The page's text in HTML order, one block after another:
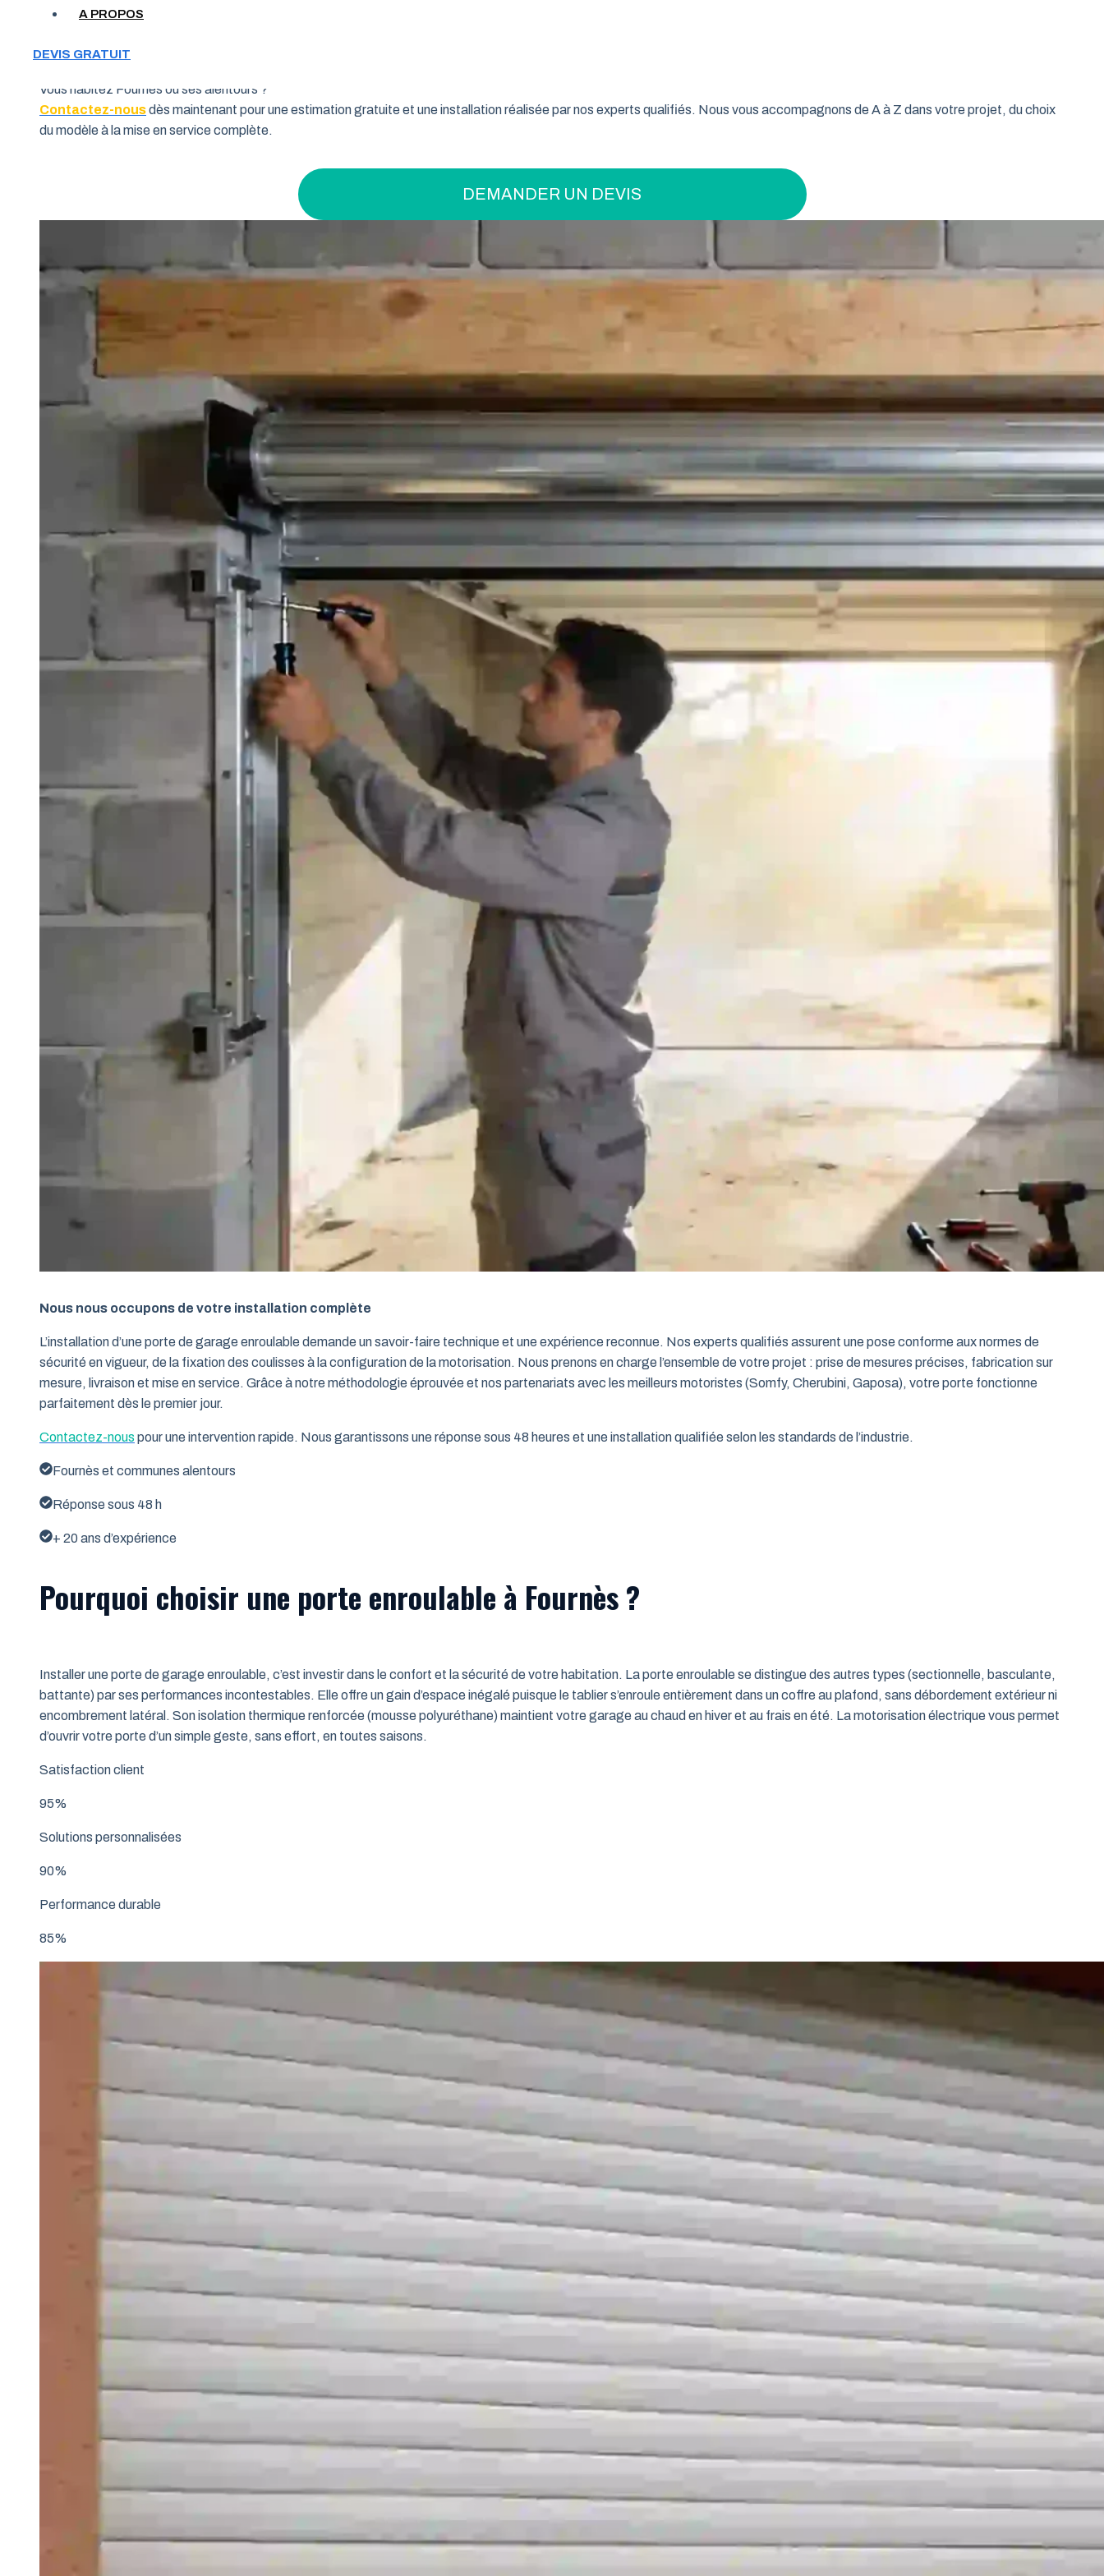
A PROPOS
DEVIS GRATUIT
Votre garage manque de place et vous cherchez une solution pratique pour optimiser votre espace ? La porte de garage enroulable est la réponse idéale pour les propriétaires qui
pourquoi de nombreux habitants de la région Occitanie font confiance à ce type de porte pour sécuriser leur garage tout en gardant un espace maximal à l’intérieur.
Vous habitez Fournès ou ses alentours ?
Contactez-nousdès maintenant pour une estimation gratuite et une installation réalisée par nos experts qualifiés. Nous vous accompagnons de A à Z dans votre projet, du choix
du modèle à la mise en service complète.
DEMANDER UN DEVIS
Nous nous occupons de votre installation complète
L’installation d’une porte de garage enroulable demande un savoir-faire technique et une expérience reconnue. Nos experts qualifiés assurent une pose conforme aux normes de
sécurité en vigueur, de la fixation des coulisses à la configuration de la motorisation. Nous prenons en charge l’ensemble de votre projet : prise de mesures précises, fabrication sur
mesure, livraison et mise en service. Grâce à notre méthodologie éprouvée et nos partenariats avec les meilleurs motoristes (Somfy, Cherubini, Gaposa), votre porte fonctionne
parfaitement dès le premier jour.
Contactez-nous pour une intervention rapide. Nous garantissons une réponse sous 48 heures et une installation qualifiée selon les standards de l’industrie.
Fournès et communes alentours
Réponse sous 48 h
+ 20 ans d’expérience
Pourquoi choisir une porte enroulable à Fournès ?
Installer une porte de garage enroulable, c’est investir dans le confort et la sécurité de votre habitation. La porte enroulable se distingue des autres types (sectionnelle, basculante,
battante) par ses performances incontestables. Elle offre un gain d’espace inégalé puisque le tablier s’enroule entièrement dans un coffre au plafond, sans débordement extérieur ni
encombrement latéral. Son isolation thermique renforcée (mousse polyuréthane) maintient votre garage au chaud en hiver et au frais en été. La motorisation électrique vous permet
d’ouvrir votre porte d’un simple geste, sans effort, en toutes saisons.
Satisfaction client
95%
Solutions personnalisées
90%
Performance durable
85%